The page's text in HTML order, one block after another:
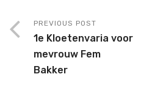
PREVIOUS POST
1e Kloetenvaria voor
mevrouw Fem
Bakker